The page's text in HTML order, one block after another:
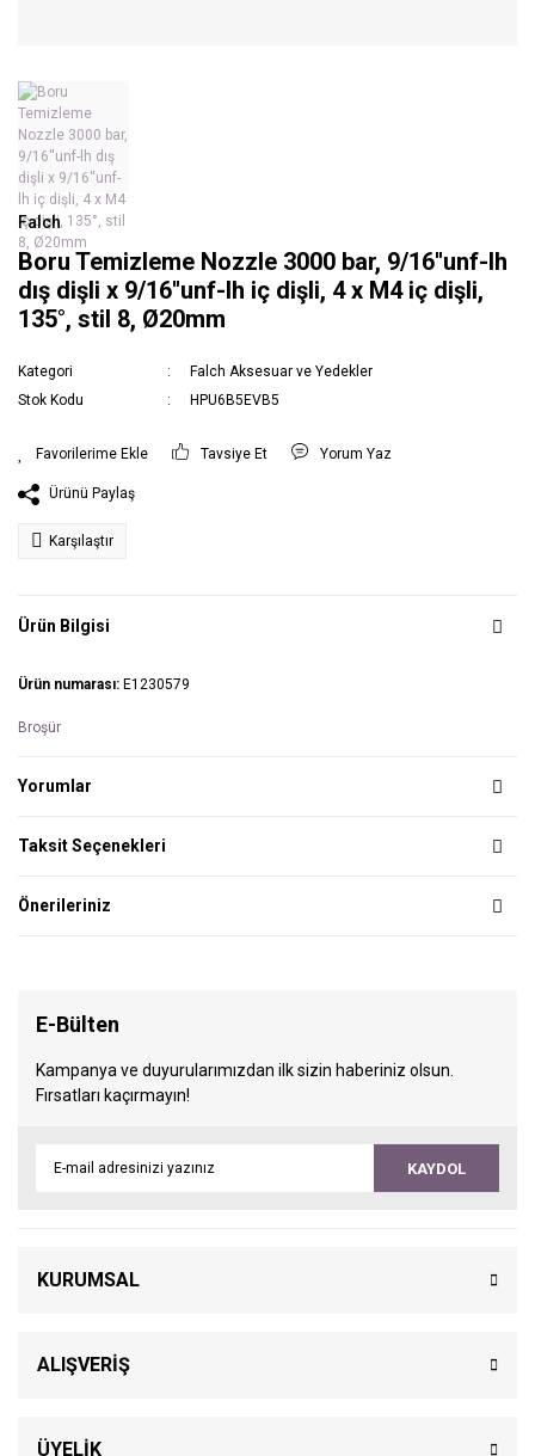
Falch
Boru Temizleme Nozzle 3000 bar, 9/16''unf-lh
dış dişli x 9/16''unf-lh iç dişli, 4 x M4 iç dişli,
135°, stil 8, Ø20mm
Kategori
Falch Aksesuar ve Yedekler
Stok Kodu
HPU6B5EVB5
Tavsiye Et Yorum Yaz
Ürünü Paylaş
Karşılaştır
Ürün Bilgisi
Ürün numarası: E1230579
Broşür
Yorumlar
Taksit Seçenekleri
Önerileriniz
E-Bülten
Kampanya ve duyurularımızdan ilk sizin haberiniz olsun.
Fırsatları kaçırmayın!
KAYDOL
KURUMSAL
ALIŞVERİŞ
ÜYELİK